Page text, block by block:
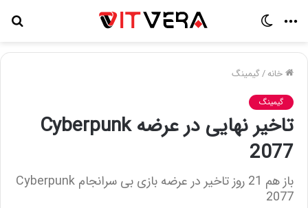
منو
خانه/گیمینگ
گیمینگ
تاخیر نهایی در عرضه Cyberpunk
2077
باز هم 21 روز تاخیر در عرضه بازی بی سرانجام Cyberpunk
2077